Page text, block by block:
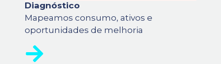
Diagnóstico
Mapeamos consumo, ativos e
oportunidades de melhoria